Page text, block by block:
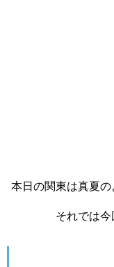
本日の関東は真夏の
それでは今